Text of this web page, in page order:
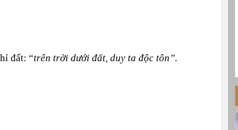
đất: “trên trời dưới đất, duy ta độc tôn”.